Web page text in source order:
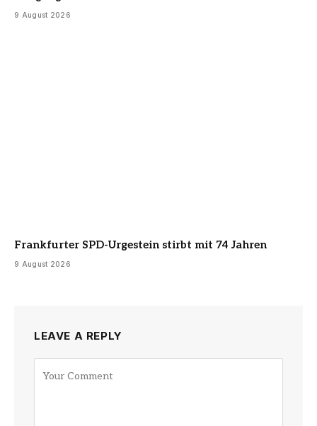
9 August 2026
Frankfurter SPD-Urgestein stirbt mit 74 Jahren
9 August 2026
LEAVE A REPLY